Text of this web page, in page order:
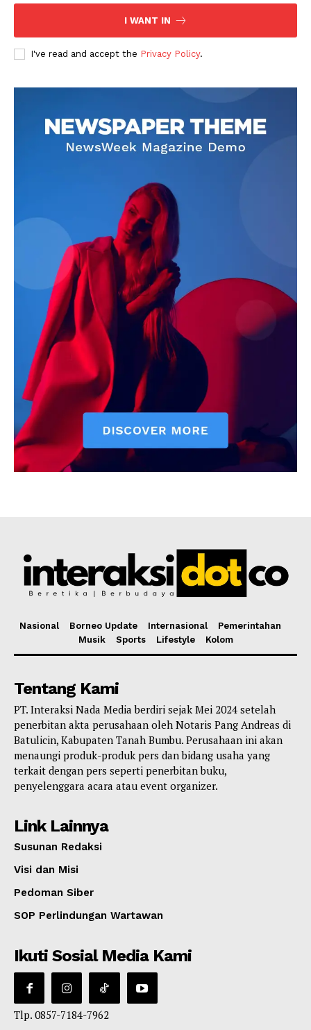
I WANT IN
I've read and accept the Privacy Policy.
Nasional Borneo Update Internasional
Pemerintahan
Musik
Sports Lifestyle Kolom
Tentang Kami
PT. Interaksi Nada Media berdiri sejak Mei 2024 setelah
penerbitan akta perusahaan oleh Notaris Pang Andreas di
Batulicin, Kabupaten Tanah Bumbu. Perusahaan ini akan
menaungi produk-produk pers dan bidang usaha yang
terkait dengan pers seperti penerbitan buku,
penyelenggara acara atau event organizer.
Link Lainnya
Susunan Redaksi
Visi dan Misi
Pedoman Siber
SOP Perlindungan Wartawan
Ikuti Sosial Media Kami
Tlp. 0857-7184-7962